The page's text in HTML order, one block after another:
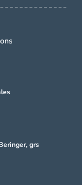
grs